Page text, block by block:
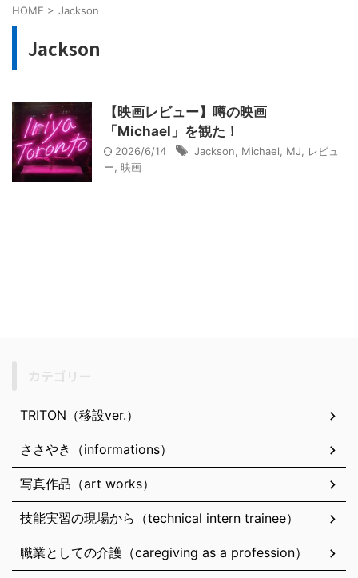
HOME > Jackson
Jackson
【映画レビュー】噂の映画
「Michael」を観た！
2026/6/14 Jackson Michael MJ
レビュ
ー 映画
TRITON（移設ver.）
ささやき（informations）
写真作品（art works）
技能実習の現場から（technical intern trainee）
職業としての介護（caregiving as a profession）